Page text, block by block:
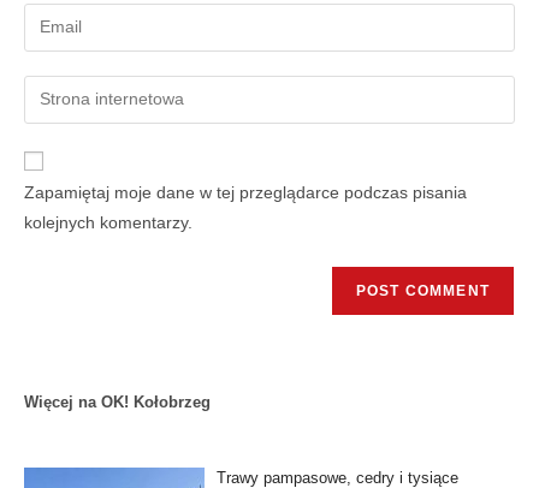
Zapamiętaj moje dane w tej przeglądarce podczas pisania
kolejnych komentarzy.
Więcej na OK! Kołobrzeg
Trawy pampasowe, cedry i tysiące